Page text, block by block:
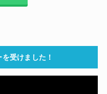
受けました！